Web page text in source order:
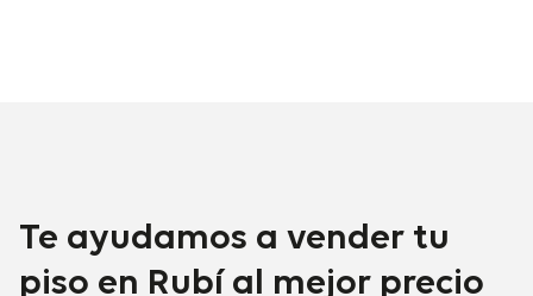
Te ayudamos a vender tu
piso en Rubí al mejor precio